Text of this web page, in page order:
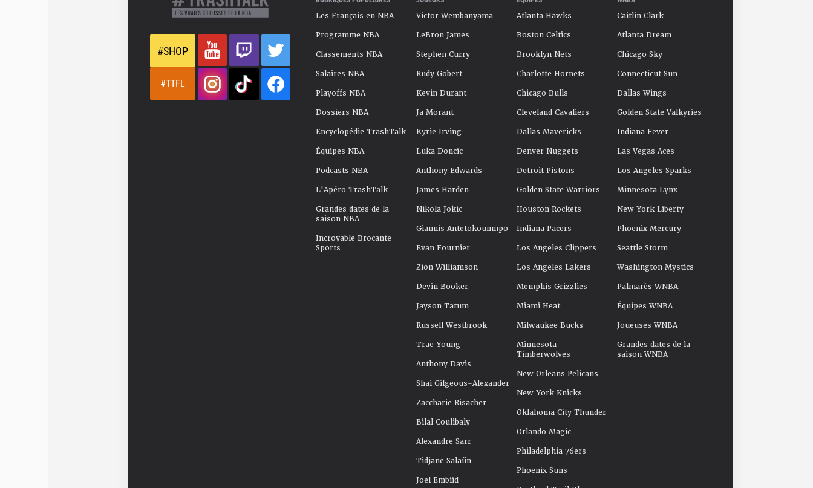
#SHOP
#TTFL
Les Français en NBA
Programme NBA
Classements NBA
Salaires NBA
Playoffs NBA
Dossiers NBA
Encyclopédie TrashTalk
Équipes NBA
Podcasts NBA
L'Apéro TrashTalk
Grandes dates de la
saison NBA
Incroyable Brocante
Sports
Victor Wembanyama
LeBron James
Stephen Curry
Rudy Gobert
Kevin Durant
Ja Morant
Kyrie Irving
Luka Doncic
Anthony Edwards
James Harden
Nikola Jokic
Giannis Antetokounmpo
Evan Fournier
Zion Williamson
Devin Booker
Jayson Tatum
Russell Westbrook
Trae Young
Anthony Davis
Shai Gilgeous-Alexander
Zaccharie Risacher
Bilal Coulibaly
Alexandre Sarr
Tidjane Salaün
Joel Embiid
Atlanta Hawks
Boston Celtics
Brooklyn Nets
Charlotte Hornets
Chicago Bulls
Cleveland Cavaliers
Dallas Mavericks
Denver Nuggets
Detroit Pistons
Golden State Warriors
Houston Rockets
Indiana Pacers
Los Angeles Clippers
Los Angeles Lakers
Memphis Grizzlies
Miami Heat
Milwaukee Bucks
Minnesota
Timberwolves
New Orleans Pelicans
New York Knicks
Oklahoma City Thunder
Orlando Magic
Philadelphia 76ers
Phoenix Suns
Caitlin Clark
Atlanta Dream
Chicago Sky
Connecticut Sun
Dallas Wings
Golden State Valkyries
Indiana Fever
Las Vegas Aces
Los Angeles Sparks
Minnesota Lynx
New York Liberty
Phoenix Mercury
Seattle Storm
Washington Mystics
Palmarès WNBA
Équipes WNBA
Joueuses WNBA
Grandes dates de la
saison WNBA